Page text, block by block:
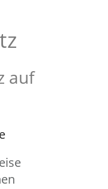
auf